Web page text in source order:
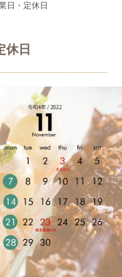
日・定休日
休日